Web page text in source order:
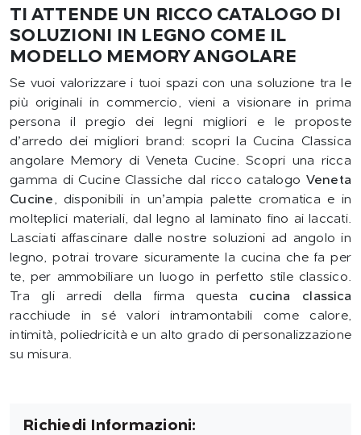
TI ATTENDE UN RICCO CATALOGO DI
SOLUZIONI IN LEGNO COME IL
MODELLO MEMORY ANGOLARE
Se vuoi valorizzare i tuoi spazi con una soluzione tra le
più originali in commercio, vieni a visionare in prima
persona il pregio dei legni migliori e le proposte
d’arredo dei migliori brand: scopri la Cucina Classica
angolare Memory di Veneta Cucine. Scopri una ricca
gamma di Cucine Classiche dal ricco catalogo Veneta
Cucine, disponibili in un’ampia palette cromatica e in
molteplici materiali, dal legno al laminato fino ai laccati.
Lasciati affascinare dalle nostre soluzioni ad angolo in
legno, potrai trovare sicuramente la cucina che fa per
te, per ammobiliare un luogo in perfetto stile classico.
Tra gli arredi della firma questa cucina classica
racchiude in sé valori intramontabili come calore,
intimità, poliedricità e un alto grado di personalizzazione
su misura.
Richiedi Informazioni: